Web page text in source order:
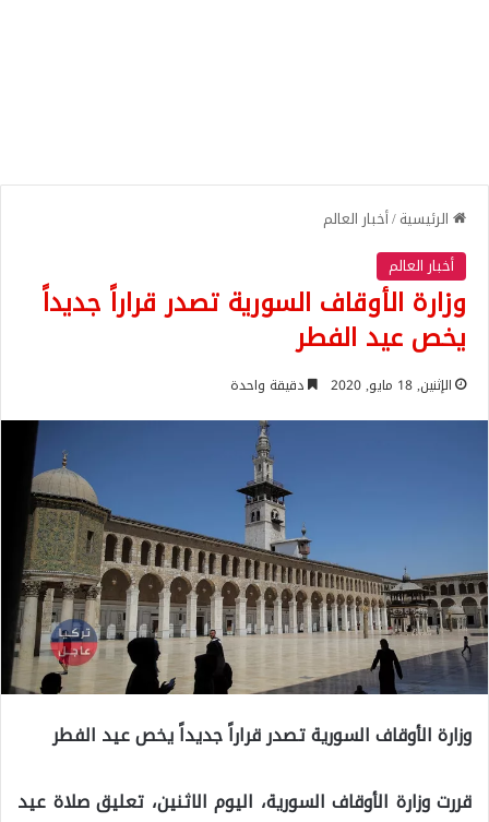
الرئيسية/أخبار العالم
أخبار العالم
وزارة الأوقاف السورية تصدر قراراً جديداً
يخص عيد الفطر
الإثنين, 18 مايو, 2020 دقيقة واحدة
وزارة الأوقاف السورية تصدر قراراً جديداً يخص عيد الفطر
قررت وزارة الأوقاف السورية، اليوم الاثنين، تعليق صلاة عيد